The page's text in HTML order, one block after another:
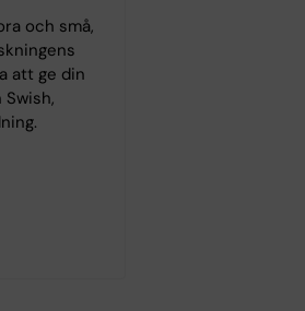
och små,
att ge din